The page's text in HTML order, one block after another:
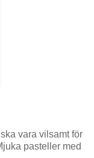
vara vilsamt för
pasteller med